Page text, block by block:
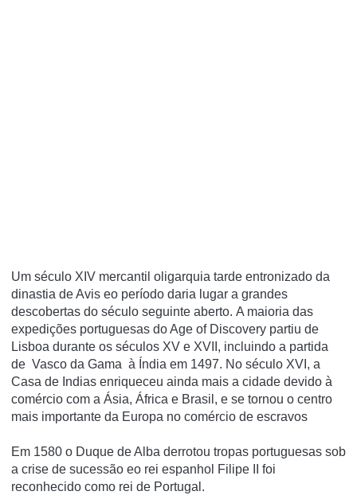
Um século XIV mercantil oligarquia tarde entronizado da
dinastia de Avis eo período daria lugar a grandes
descobertas do século seguinte aberto. A maioria das
expedições portuguesas do Age of Discovery partiu de
Lisboa durante os séculos XV e XVII, incluindo a partida
de Vasco da Gama à Índia em 1497. No século XVI, a
Casa de Indias enriqueceu ainda mais a cidade devido à
comércio com a Ásia, África e Brasil, e se tornou o centro
mais importante da Europa no comércio de escravos
Em 1580 o Duque de Alba derrotou tropas portuguesas sob
a crise de sucessão eo rei espanhol Filipe II foi
reconhecido como rei de Portugal.